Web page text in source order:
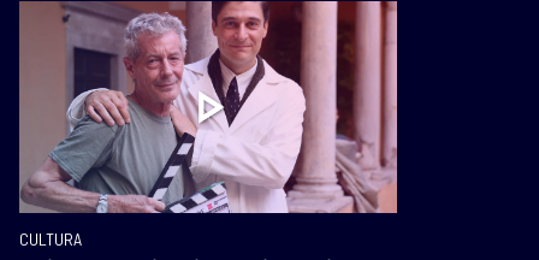
CULTURA